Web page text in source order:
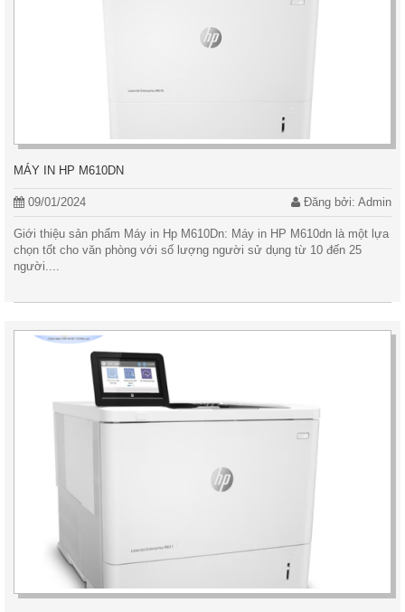
MÁY IN HP M610DN
09/01/2024 Đăng bởi: Admin
Giới thiệu sản phẩm Máy in Hp M610Dn: Máy in HP M610dn là một lựa
chọn tốt cho văn phòng với số lượng người sử dụng từ 10 đến 25
người....